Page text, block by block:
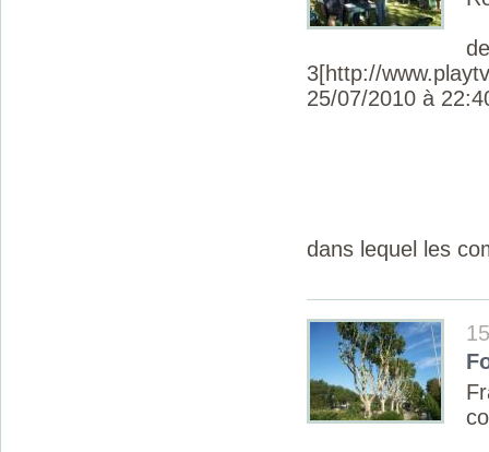
3[http://
25/07/2010 à
dans lequel les